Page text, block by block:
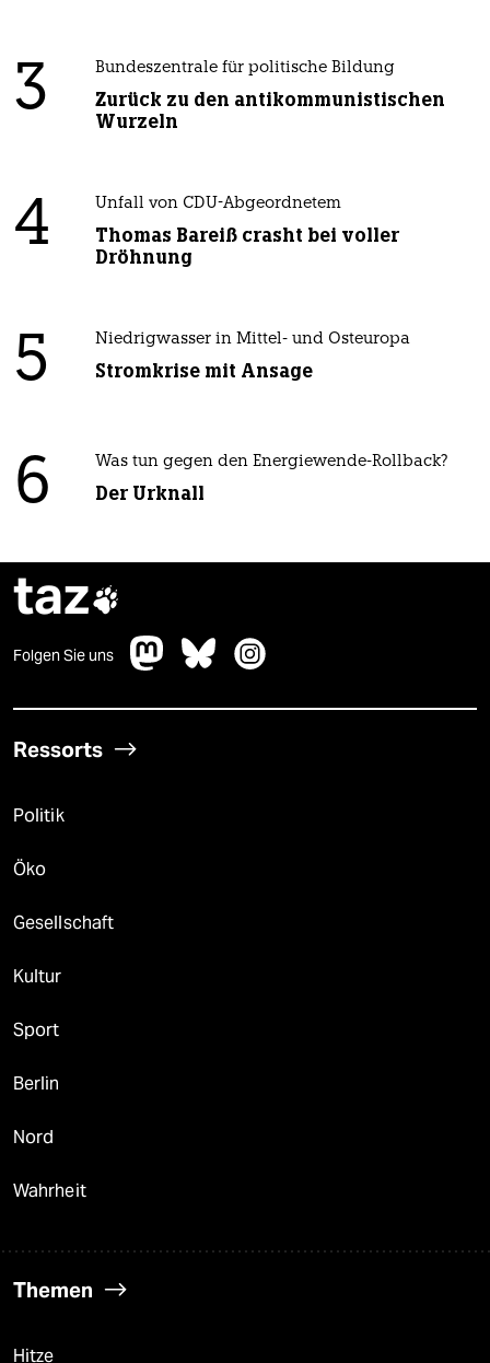
3 Bundeszentrale für politische Bildung
Zurück zu den antikommunistischen
Wurzeln
4 Unfall von CDU-Abgeordnetem
Thomas Bareiß crasht bei voller
Dröhnung
5 Niedrigwasser in Mittel- und Osteuropa
Stromkrise mit Ansage
6 Was tun gegen den Energiewende-Rollback?
Der Urknall
taz
Folgen Sie uns
Ressorts
Politik
Öko
Gesellschaft
Kultur
Sport
Berlin
Nord
Wahrheit
Themen
Hitze